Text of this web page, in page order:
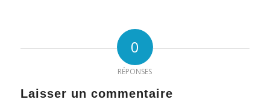
0
RÉPONSES
Laisser un commentaire